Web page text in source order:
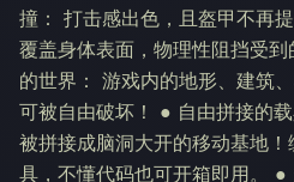
撞： 打击感出色，且盔甲不再
覆盖身体表面，物理性阻挡受
的世界： 游戏内的地形、建筑
可被自由破坏！ ● 自由拼接的
被拼接成脑洞大开的移动基地
具，不懂代码也可开箱即用。